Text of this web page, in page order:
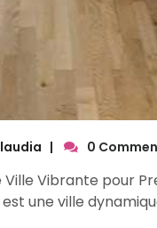
| 0
Ville Vibrante pour
une ville